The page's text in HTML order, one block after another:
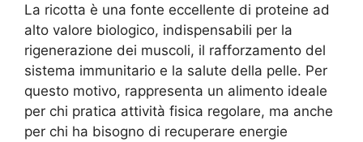
La ricotta è una fonte eccellente di proteine ad
alto valore biologico, indispensabili per la
rigenerazione dei muscoli, il rafforzamento del
sistema immunitario e la salute della pelle. Per
questo motivo, rappresenta un alimento ideale
per chi pratica attività fisica regolare, ma anche
per chi ha bisogno di recuperare energie